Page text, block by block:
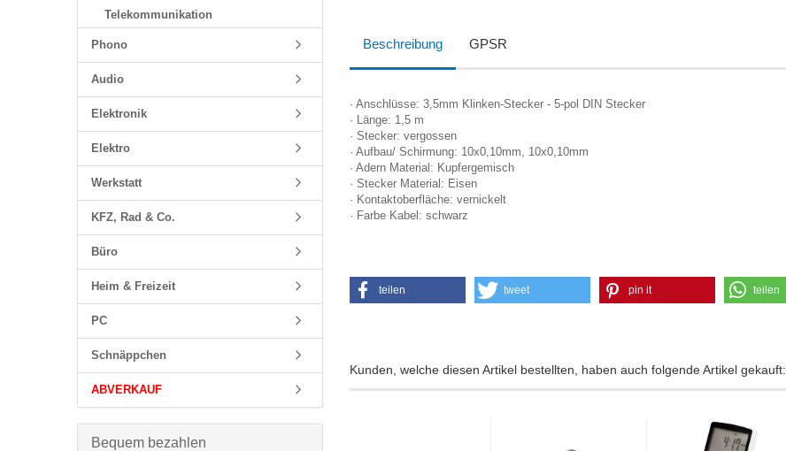
Beschreibung GPSR
· Anschlüsse: 3,5mm Klinken-Stecker - 5-pol DIN Stecker
· Länge: 1,5 m
· Stecker: vergossen
· Aufbau/ Schirmung: 10x0,10mm, 10x0,10mm
· Adern Material: Kupfergemisch
· Stecker Material: Eisen
· Kontaktoberfläche: vernickelt
· Farbe Kabel: schwarz
teilen tweet pin it teilen
Kunden, welche diesen Artikel bestellten, haben auch folgende Artikel gekauft:
Telekommunikation
Phono
Audio
Elektronik
Elektro
Werkstatt
KFZ, Rad & Co.
Büro
Heim & Freizeit
PC
Schnäppchen
ABVERKAUF
Bequem bezahlen